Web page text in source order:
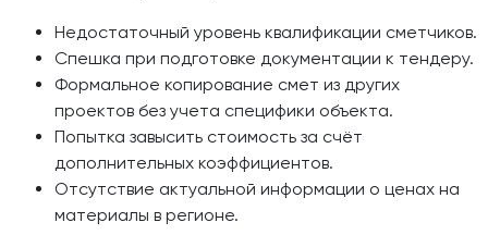
Недостаточный уровень квалификации сметчиков.
Спешка при подготовке документации к тендеру.
Формальное копирование смет из других
проектов без учета специфики объекта.
Попытка завысить стоимость за счёт
дополнительных коэффициентов.
Отсутствие актуальной информации о ценах на
материалы в регионе.